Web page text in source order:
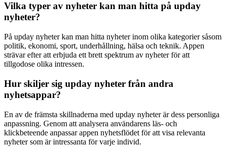
Vilka typer av nyheter kan man hitta på upday
nyheter?
På upday nyheter kan man hitta nyheter inom olika kategorier såsom
politik, ekonomi, sport, underhållning, hälsa och teknik. Appen
strävar efter att erbjuda ett brett spektrum av nyheter för att
tillgodose olika intressen.
Hur skiljer sig upday nyheter från andra
nyhetsappar?
En av de främsta skillnaderna med upday nyheter är dess personliga
anpassning. Genom att analysera användarens läs- och
klickbeteende anpassar appen nyhetsflödet för att visa relevanta
nyheter som är intressanta för varje individ.